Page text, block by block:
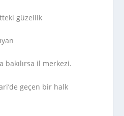
güzellik
bakılırsa il merkezi.
geçen bir halk